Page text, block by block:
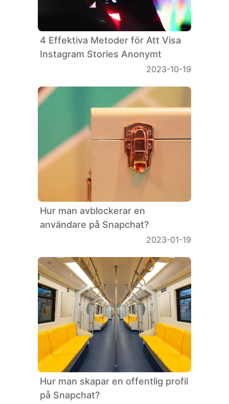
4 Effektiva Metoder för Att Visa
Instagram Stories Anonymt
2023-10-19
Hur man avblockerar en
användare på Snapchat?
2023-01-19
Hur man skapar en offentlig profil
på Snapchat?